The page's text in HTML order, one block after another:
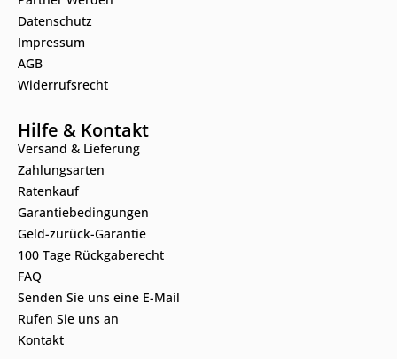
Datenschutz
Impressum
AGB
Widerrufsrecht
Hilfe & Kontakt
Versand & Lieferung
Zahlungsarten
Ratenkauf
Garantiebedingungen
Geld-zurück-Garantie
100 Tage Rückgaberecht
FAQ
Senden Sie uns eine E-Mail
Rufen Sie uns an
Kontakt